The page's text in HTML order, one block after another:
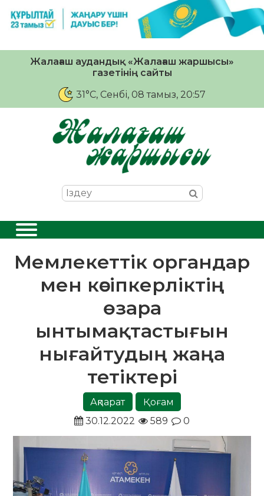
Жалағаш аудандық «Жалағаш жаршысы»
газетінің сайты
31°C, Сенбі, 08 тамыз, 20:57
Мемлекеттік органдар
мен кәсіпкерліктің
өзара
ынтымақтастығын
нығайтудың жаңа
тетіктері
Ақпарат
Қоғам
30.12.2022
589 0